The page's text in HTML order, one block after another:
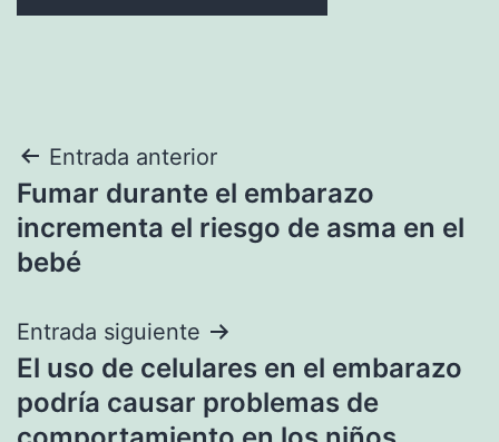
Navegación
de
entradas
Entrada anterior
Fumar durante el embarazo
incrementa el riesgo de asma en el
bebé
Entrada siguiente
El uso de celulares en el embarazo
podría causar problemas de